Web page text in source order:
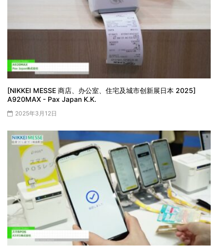
[NIKKEI MESSE 商店、办公室、住宅及城市创新展日本 2025]
A920MAX - Pax Japan K.K.
2025年3月12日